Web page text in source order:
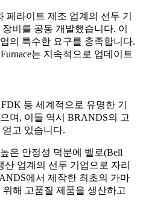
페라이트 제조 업계의 선두 기
비를 공동 개발했습니다. 이
의 특수한 요구를 충족합니다.
는 지속적으로 업데이트
등 세계적으로 유명한 기
며, 이들 역시 BRANDS의 고
고 있습니다.
은 안정성 덕분에 벨로(Bell
산 업계의 선두 기업으로 자리
에서 제작한 최초의 가마
해 고품질 제품을 생산하고